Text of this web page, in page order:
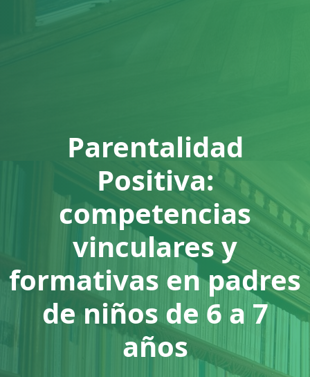
Parentalidad
Positiva:
competencias
vinculares y
formativas en padres
de niños de 6 a 7
años